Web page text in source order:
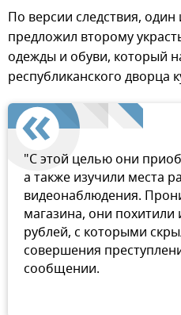
По версии следствия,
предложил второму
одежды и обуви, который
республиканского дворца
"С этой целью они
а также изучили места
видеонаблюдения.
магазина, они
рублей, с которыми
совершения
сообщении.